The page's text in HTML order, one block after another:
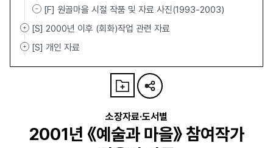
[F] 원골마을 시절 작품 및 자료 사진(1993-2003)
[S] 2000년 이후 (회화)작업 관련 자료
[S] 개인 자료
소장자료·도서별
2001년 《예술과 마을》 참여작가